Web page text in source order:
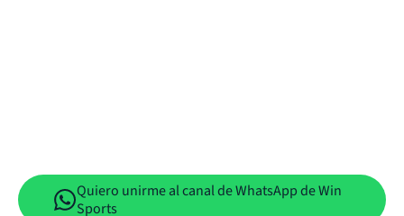
Quiero unirme al canal de WhatsApp de Win
Sports